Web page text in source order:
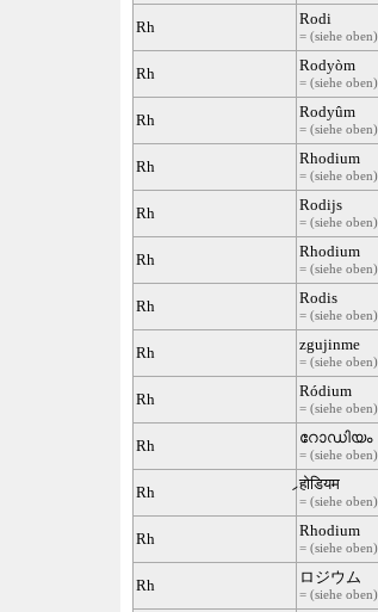
Rh Rodi
= (siehe oben)
Rh Rodyòm
= (siehe oben)
Rh Rodyûm
= (siehe oben)
Rh Rhodium
= (siehe oben)
Rh Rodijs
= (siehe oben)
Rh Rhodium
= (siehe oben)
Rh Rodis
= (siehe oben)
Rh zgujinme
= (siehe oben)
Rh Ródium
= (siehe oben)
Rh റോഡിയം
= (siehe oben)
Rh र्‍होडियम
= (siehe oben)
Rh Rhodium
= (siehe oben)
Rh ロジウム
= (siehe oben)